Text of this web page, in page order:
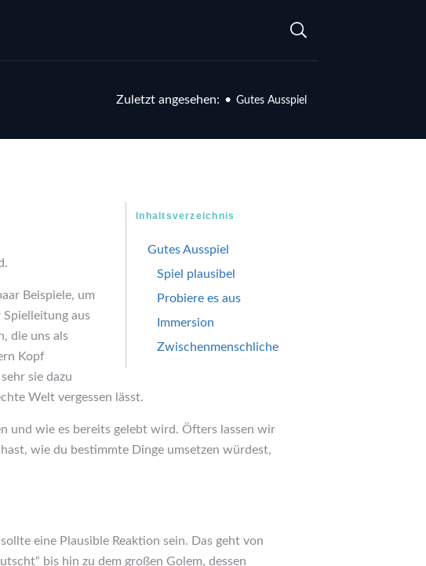
Zuletzt angesehen: • Gutes Ausspiel
Inhaltsverzeichnis
Gutes Ausspiel
Spiel plausibel
Probiere es aus
Immersion
Zwischenmenschliches
Beispiele, um
Spielleitung aus
die uns als
Kopf
sie dazu
Welt vergessen lässt.
und wie es bereits gelebt wird. Öfters lassen wir
wie du bestimmte Dinge umsetzen würdest,
eine Plausible Reaktion sein. Das geht von
bis hin zu dem großen Golem, dessen